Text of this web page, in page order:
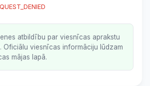
atbildību par viesnīcas aprakstu
Oficiālu viesnīcas informāciju lūdzam
mājas lapā.